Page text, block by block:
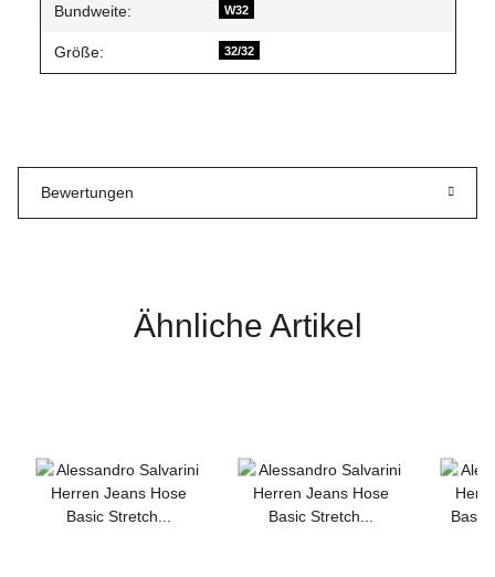
Bundweite: W32
Größe: 32/32
Bewertungen
Ähnliche Artikel